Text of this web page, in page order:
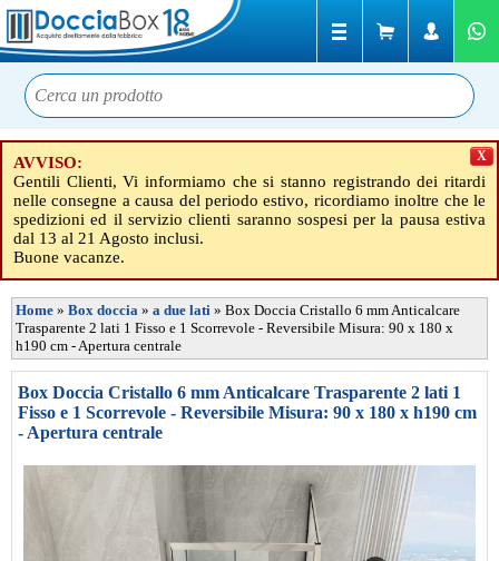
AVVISO:
Gentili Clienti, Vi informiamo che si stanno registrando dei ritardi
nelle consegne a causa del periodo estivo, ricordiamo inoltre che le
spedizioni ed il servizio clienti saranno sospesi per la pausa estiva
dal 13 al 21 Agosto inclusi.
Buone vacanze.
X
Home » Box doccia » a due lati » Box Doccia Cristallo 6 mm Anticalcare
Trasparente 2 lati 1 Fisso e 1 Scorrevole - Reversibile Misura: 90 x 180 x
h190 cm - Apertura centrale
Box Doccia Cristallo 6 mm Anticalcare Trasparente 2 lati 1
Fisso e 1 Scorrevole - Reversibile Misura: 90 x 180 x h190 cm
- Apertura centrale